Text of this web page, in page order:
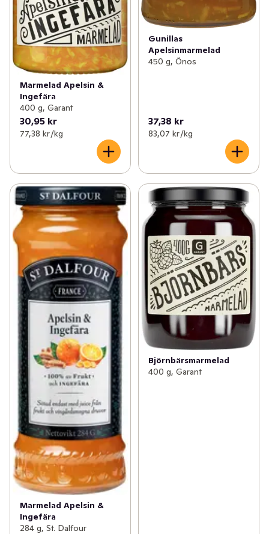
Marmelad Apelsin &
Ingefära
400 g, Garant
30,95 kr
77,38 kr /kg
Gunillas
Apelsinmarmelad
450 g, Önos
37,38 kr
83,07 kr /kg
Marmelad Apelsin &
Ingefära
284 g, St. Dalfour
Björnbärsmarmelad
400 g, Garant